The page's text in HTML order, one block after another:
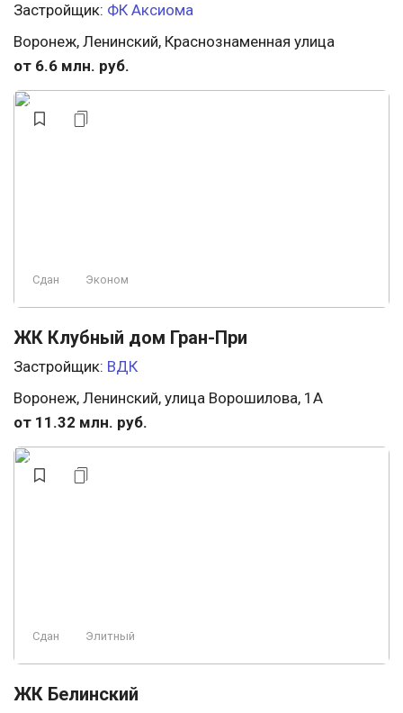
Застройщик: ФК Аксиома
Воронеж, Ленинский, Краснознаменная улица
от 6.6 млн. руб.
Сдан Эконом
ЖК Клубный дом Гран-При
Застройщик: ВДК
Воронеж, Ленинский, улица Ворошилова, 1А
от 11.32 млн. руб.
Сдан Элитный
ЖК Белинский